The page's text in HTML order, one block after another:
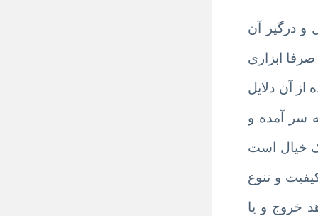
و درگیر آن
ابزاری
آن دلایل
سر آمده و
خیال است
و تنوع
خروج و یا